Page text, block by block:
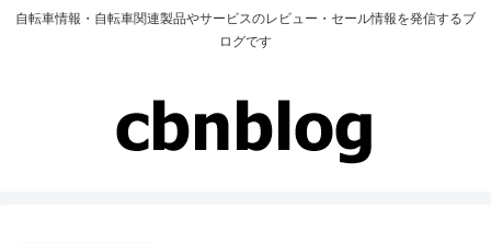
自転車情報・自転車関連製品やサービスのレビュー・セール情報を発信するブ
ログです